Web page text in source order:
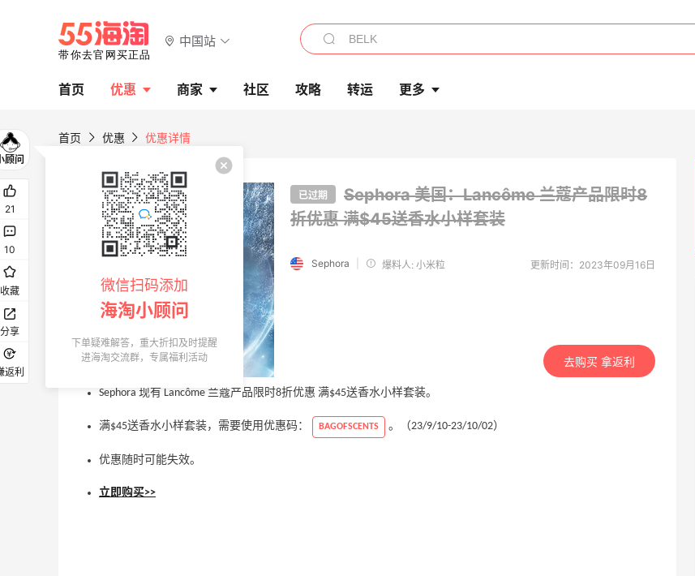
中国站
首页 优惠 商家 社区 攻略 转运 更多
首页 优惠 优惠详情
已过期
Sephora 美国：Lancôme 兰蔻产品限时8
折优惠满$45送香水小样套装
Sephora 爆料人: 小米粒 更新时间：2023年09月16日
去购买 拿返利
Sephora 现有 Lancôme 兰蔻产品限时8折优惠 满$45送香水小样套装。
满$45送香水小样套装，需要使用优惠码： BAGOFSCENTS 。（23/9/10-23/10/02）
优惠随时可能失效。
立即购买>>
21
10
收藏
分享
返利
微信扫码添加
海淘小顾问
下单疑难解答，重大折扣及时提醒
进海淘交流群，专属福利活动